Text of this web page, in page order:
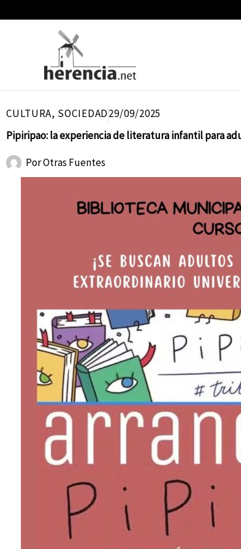
CULTURA, SOCIEDAD29/09/2025
Pipiripao: la experiencia de literatura infantil para
PorOtras Fuentes